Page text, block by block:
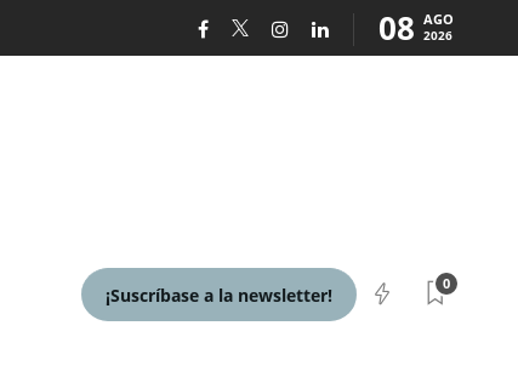
08 AGO
2026
¡Suscríbase a la newsletter!
0